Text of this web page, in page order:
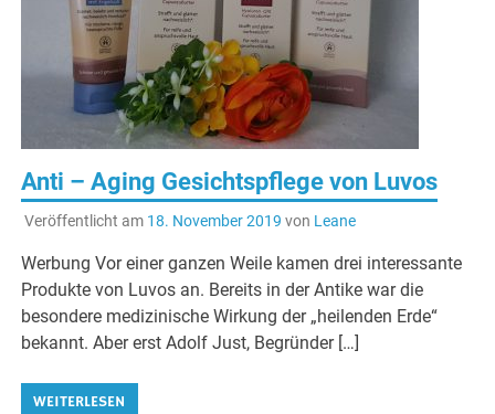
Anti – Aging Gesichtspflege von Luvos
Veröffentlicht am 18. November 2019 von Leane
Werbung Vor einer ganzen Weile kamen drei interessante
Produkte von Luvos an. Bereits in der Antike war die
besondere medizinische Wirkung der „heilenden Erde“
bekannt. Aber erst Adolf Just, Begründer […]
WEITERLESEN